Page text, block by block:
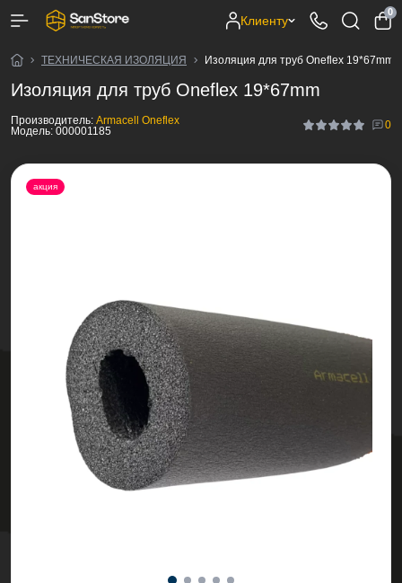
Клиенту
0
ТЕХНИЧЕСКАЯ ИЗОЛЯЦИЯ Изоляция для труб Oneflex 19*67mm
Изоляция для труб Oneflex 19*67mm
Производитель: Armacell Oneflex
Модель: 000001185 0
акция